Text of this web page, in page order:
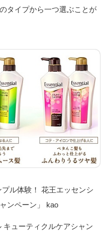
タイプから一つ選ぶことが
ル体験！ 花王エッセンシ
ンペーン」 kao
キューティクルケアシャン